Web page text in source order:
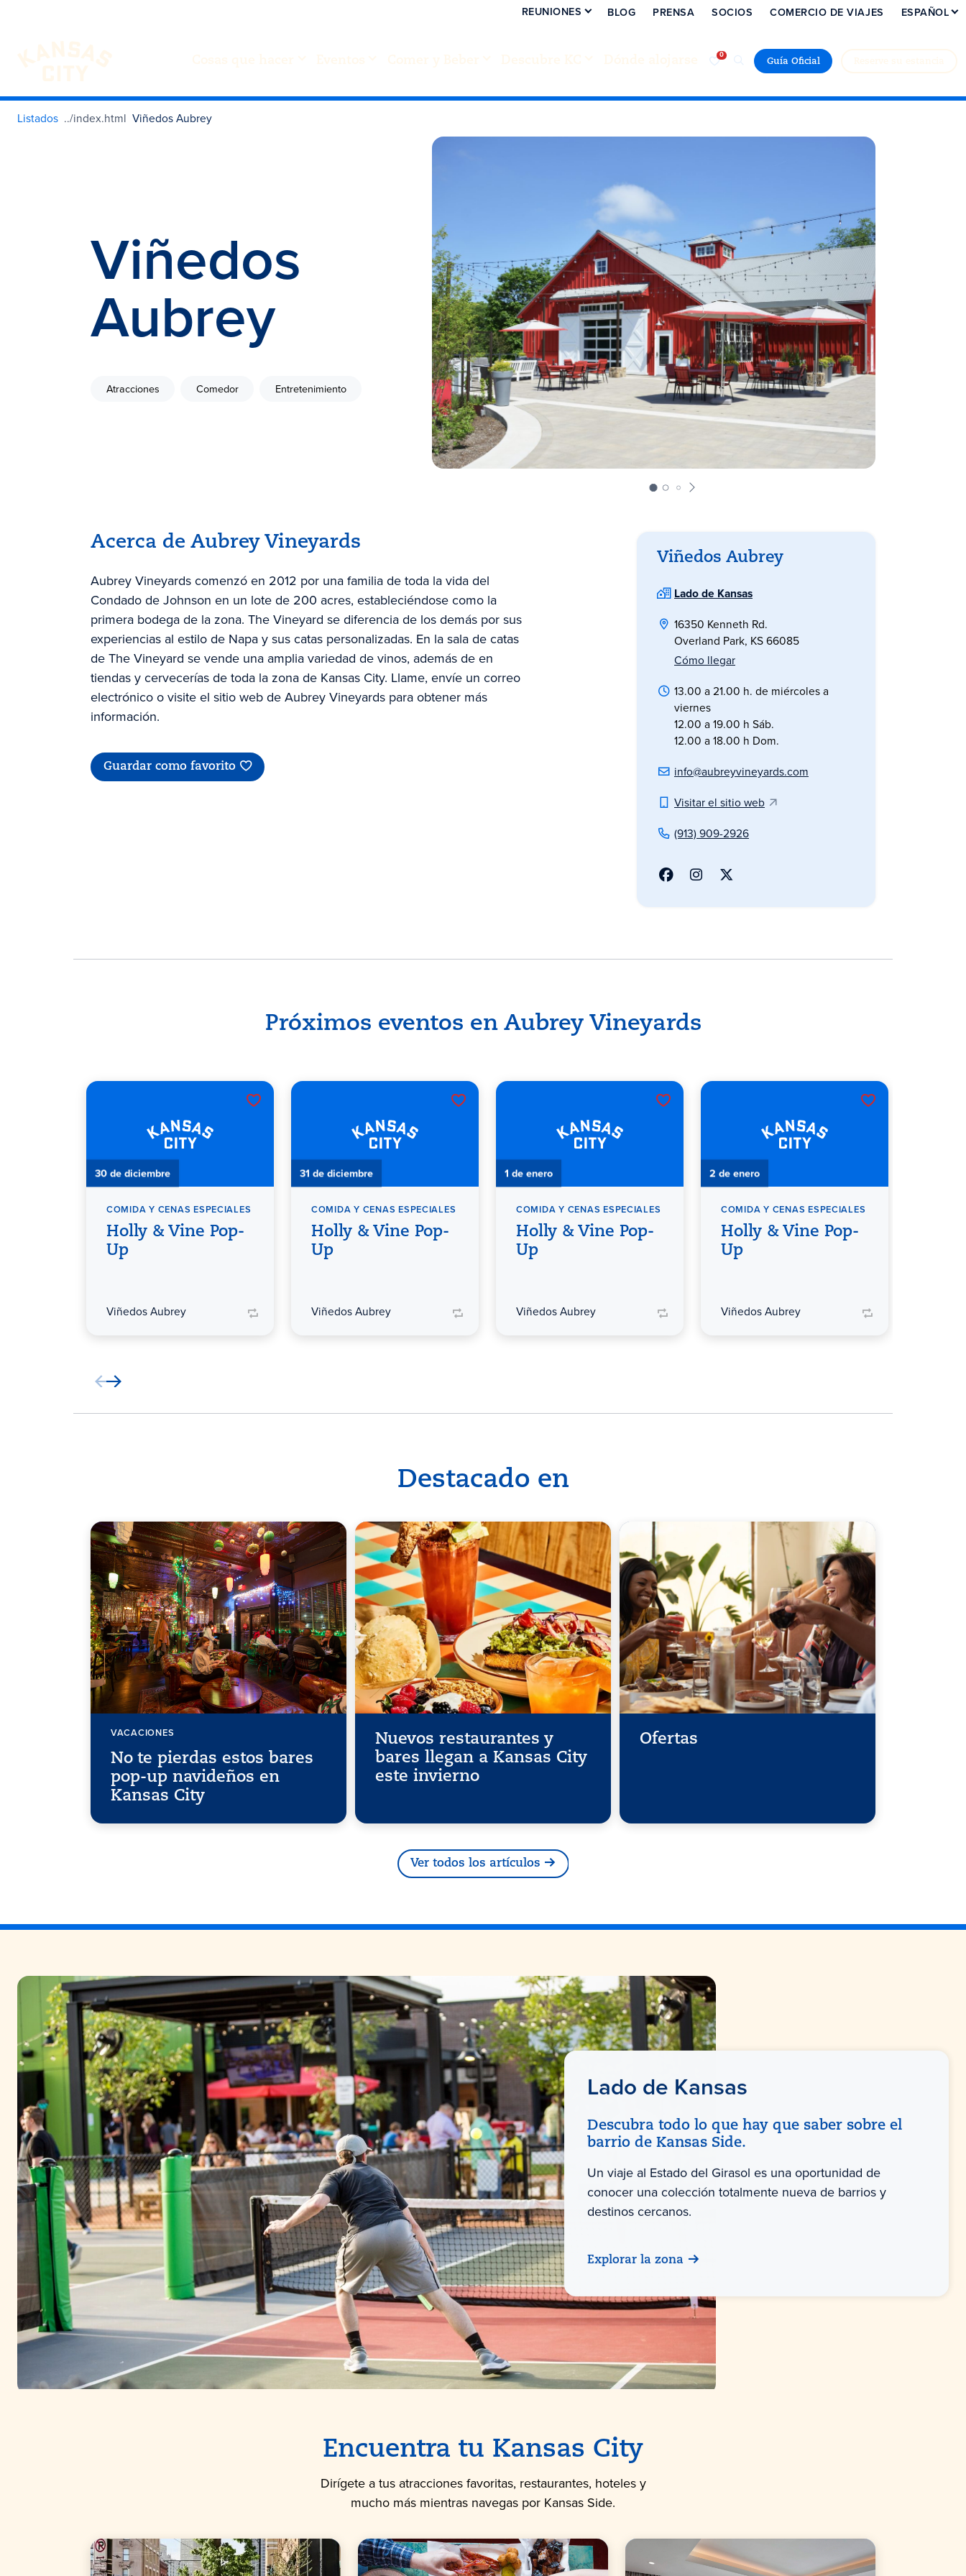
Visita KC
Guía Oficial
REUNIONES BLOG PRENSA SOCIOS COMERCIO DE VIAJES ESPAÑOL
Listados Viñedos Aubrey
Viñedos
Aubrey
Atracciones Comedor Entretenimiento
Acerca de Aubrey Vineyards
Aubrey Vineyards comenzó en 2012 por una familia de toda la vida del
Condado de Johnson en un lote de 200 acres, estableciéndose como la
primera bodega de la zona. The Vineyard se diferencia de los demás por sus
experiencias al estilo de Napa y sus catas personalizadas. En la sala de catas
de The Vineyard se vende una amplia variedad de vinos, además de en
tiendas y cervecerías de toda la zona de Kansas City. Llame, envíe un correo
electrónico o visite el sitio web de Aubrey Vineyards para obtener más
información.
Guardar como favorito
Viñedos Aubrey
Lado de Kansas
16350 Kenneth Rd.
Overland Park, KS 66085
Cómo llegar
13.00 a 21.00 h. de miércoles a
viernes
12.00 a 19.00 h Sáb.
12.00 a 18.00 h Dom.
info@aubreyvineyards.com
Visitar el sitio web
(913) 909-2926
Próximos eventos en Aubrey Vineyards
30 de diciembre
COMIDA Y CENAS ESPECIALES
Holly & Vine Pop-
Up
Viñedos Aubrey
31 de diciembre
COMIDA Y CENAS ESPECIALES
Holly & Vine Pop-
Up
Viñedos Aubrey
1 de enero
COMIDA Y CENAS ESPECIALES
Holly & Vine Pop-
Up
Viñedos Aubrey
2 de enero
COMIDA Y CENAS ESPECIALES
Holly & Vine Pop-
Up
Viñedos Aubrey
Destacado en
VACACIONES
No te pierdas estos bares
pop-up navideños en
Kansas City
Nuevos restaurantes y
bares llegan a Kansas City
este invierno
Ofertas
Ver todos los artículos
Lado de Kansas
Descubra todo lo que hay que saber sobre el
barrio de Kansas Side.
Un viaje al Estado del Girasol es una oportunidad de
conocer una colección totalmente nueva de barrios y
destinos cercanos.
Explorar la zona
Encuentra tu Kansas City
Dirígete a tus atracciones favoritas, restaurantes, hoteles y
mucho más mientras navegas por Kansas Side.